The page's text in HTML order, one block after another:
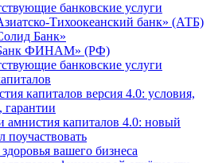
банковские услуги
Тихоокеанский банк» (АТБ)
Банк»
ФИНАМ» (РФ)
банковские услуги
капиталов версия 4.0: условия,
гарантии
капиталов 4.0: новый
поучаствовать
вашего бизнеса